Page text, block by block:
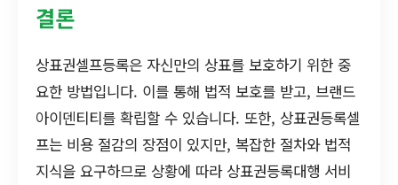
결론
상표권셀프등록은 자신만의 상표를 보호하기 위한 중
요한 방법입니다. 이를 통해 법적 보호를 받고, 브랜드
아이덴티티를 확립할 수 있습니다. 또한, 상표권등록셀
프는 비용 절감의 장점이 있지만, 복잡한 절차와 법적
지식을 요구하므로 상황에 따라 상표권등록대행 서비